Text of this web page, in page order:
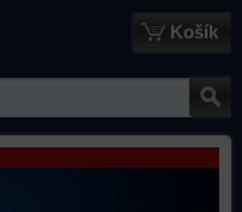
Košík